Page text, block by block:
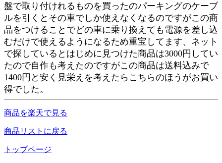
盤で取り付けれるものを買ったのパーキングのケーブ
ルを引くとその車でしか使えなくなるのですがこの商
品をつけることでどの車に乗り換えても電源を差し込
むだけで使えるようになるため重宝してます、ネット
で探しているとはじめに見つけた商品は3000円してい
たので自作も考えたのですがこの商品は送料込みで
1400円と安く見栄えを考えたらこちらのほうがお買い
得でした。
商品を楽天で見る
商品リストに戻る
トップページ